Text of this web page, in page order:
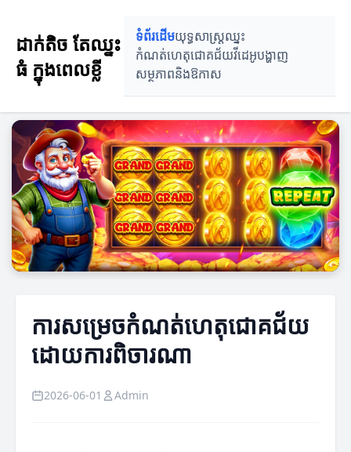
ដាក់តិច តែឈ្នះ
ធំ ក្នុងពេលខ្លី
ទំព័រដើមយុទ្ធសាស្រ្តឈ្នះ
កំណត់ហេតុជោគជ័យវីដេអូបង្ហាញ
សម្ថភាពនិងឱកាស
ការសម្រេចកំណត់ហេតុជោគជ័យ
ដោយការពិចារណា
2026-06-01 Admin